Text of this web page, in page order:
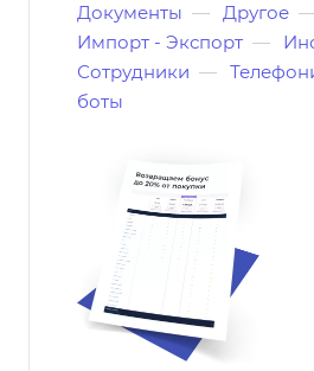
Документы — Другое
Импорт - Экспорт —
Сотрудники —
боты